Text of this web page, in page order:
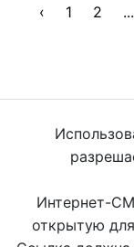
‹ 1 2 ...
Интернет-
открытую